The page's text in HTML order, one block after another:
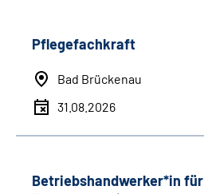
Pflegefachkraft
Bad Brückenau
31.08.2026
Betriebshandwerker*in für